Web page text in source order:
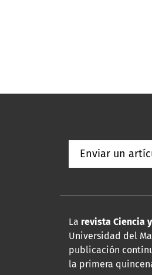
Enviar un
La revista Ciencia
Universidad del
publicación
la primera